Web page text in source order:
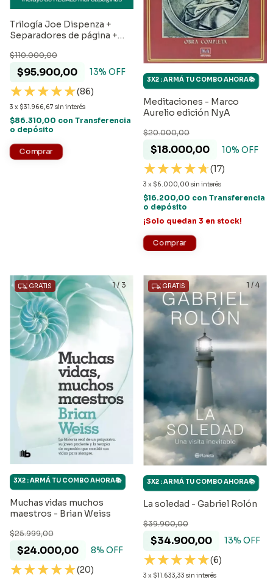
Trilogía Joe Dispenza +
Separadores de página +
$95.900,00
$110.000,00
13% OFF
(86)
3 x $31.966,67 sin interés
$86.310,00 con Transferencia
o depósito
Meditaciones - Marco
Aurelio edición NyA
$18.000,00
$20.000,00
10% OFF
(17)
3 x $6.000,00 sin interés
3X2 : ARMÁ TU COMBO AHORA📚
$16.200,00 con Transferencia
o depósito
¡Solo quedan 3 en stock!
1/ 3
GRATIS
Muchas vidas muchos
maestros - Brian Weiss
$24.000,00
$25.999,00
8% OFF
(20)
3X2 : ARMÁ TU COMBO AHORA📚
1 / 4
GRATIS
La soledad - Gabriel Rolón
$34.900,00
$39.900,00
13% OFF
(6)
3 x $11.633,33 sin interés
3X2 : ARMÁ TU COMBO AHORA📚